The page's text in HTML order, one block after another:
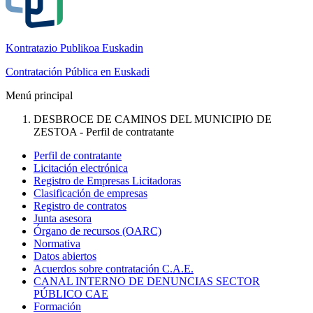
Kontratazio Publikoa Euskadin
Contratación Pública en Euskadi
Menú principal
DESBROCE DE CAMINOS DEL MUNICIPIO DE
ZESTOA - Perfil de contratante
Perfil de contratante
Licitación electrónica
Registro de Empresas Licitadoras
Clasificación de empresas
Registro de contratos
Junta asesora
Órgano de recursos (OARC)
Normativa
Datos abiertos
Acuerdos sobre contratación C.A.E.
CANAL INTERNO DE DENUNCIAS SECTOR
PÚBLICO CAE
Formación